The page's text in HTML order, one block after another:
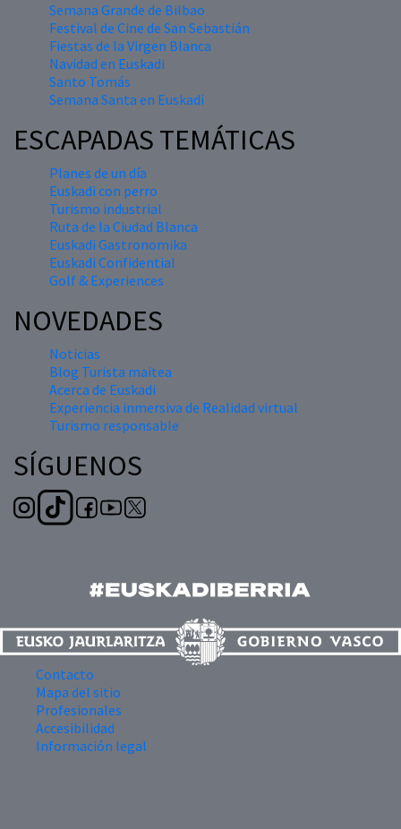
Semana Grande de Bilbao
Festival de Cine de San Sebastián
Fiestas de la Virgen Blanca
Navidad en Euskadi
Santo Tomás
Semana Santa en Euskadi
ESCAPADAS TEMÁTICAS
Planes de un día
Euskadi con perro
Turismo industrial
Ruta de la Ciudad Blanca
Euskadi Gastronomika
Euskadi Confidential
Golf & Experiences
NOVEDADES
Noticias
Blog Turista maitea
Acerca de Euskadi
Experiencia inmersiva de Realidad virtual
Turismo responsable
SÍGUENOS
Contacto
Mapa del sitio
Profesionales
Accesibilidad
Información legal